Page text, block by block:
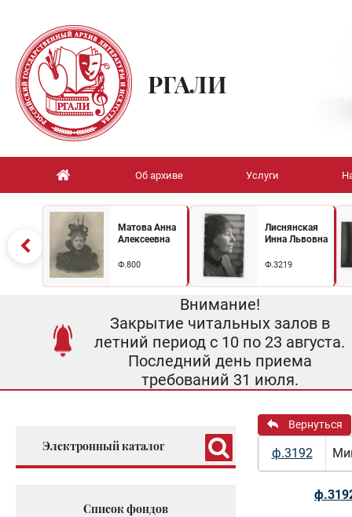
РГАЛИ
Об архиве Услуги
Матова Анна
Алексеевна
Ф.800
Лиснянская
Инна Львовна
Ф.3219
Внимание!
Закрытие читальных залов в
летний период с 10 по 23 августа.
Последний день приема
требований 31 июля.
Электронный каталог
Список фондов
Вернуться
ф.3192